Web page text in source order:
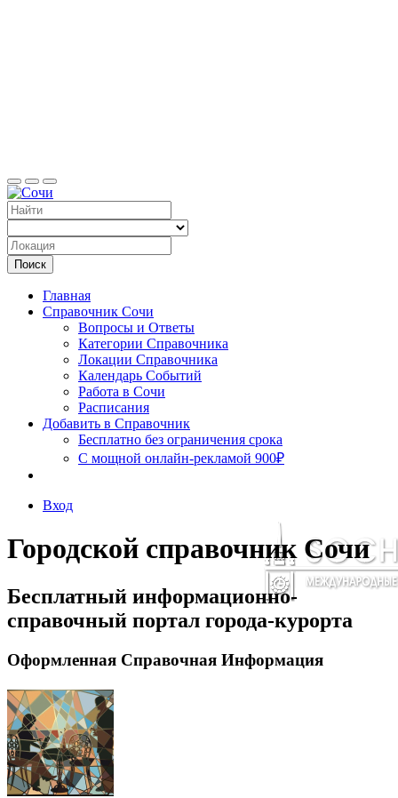
Поиск
Главная
Справочник Сочи
Вопросы и Ответы
Категории Справочника
Локации Справочника
Календарь Событий
Работа в Сочи
Расписания
Добавить в Справочник
Бесплатно без ограничения срока
С мощной онлайн-рекламой 900₽
Вход
Городской справочник Сочи
Бесплатный информационно-
справочный портал города-курорта
Оформленная Справочная Информация